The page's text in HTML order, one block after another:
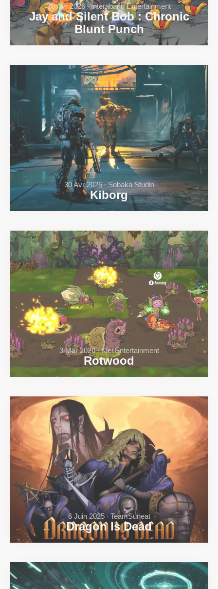
Jay and Silent Bob : Chronic
Blunt Punch
20 Avr 2026 ∙ Interabang Entertainment
Kiborg
30 Avr 2025 ∙ Sobaka Studio
Rotwood
3 Mar 2026 ∙ Klei Entertainment
Dragon Is Dead
6 Juin 2025 ∙ TeamSuneat